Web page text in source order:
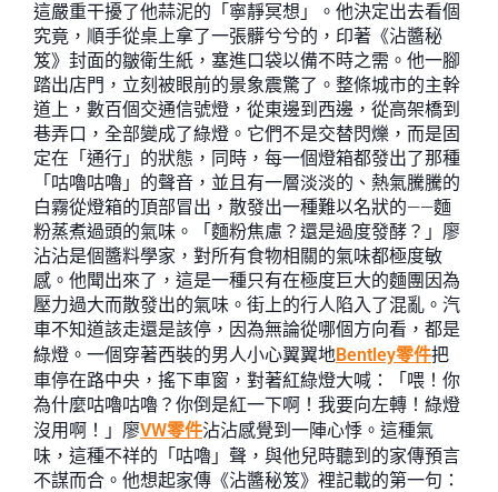
這嚴重干擾了他蒜泥的「寧靜冥想」。他決定出去看個
究竟，順手從桌上拿了一張髒兮兮的，印著《沾醬秘
笈》封面的皺衛生紙，塞進口袋以備不時之需。他一腳
踏出店門，立刻被眼前的景象震驚了。整條城市的主幹
道上，數百個交通信號燈，從東邊到西邊，從高架橋到
巷弄口，全部變成了綠燈。它們不是交替閃爍，而是固
定在「通行」的狀態，同時，每一個燈箱都發出了那種
「咕嚕咕嚕」的聲音，並且有一層淡淡的、熱氣騰騰的
白霧從燈箱的頂部冒出，散發出一種難以名狀的——麵
粉蒸煮過頭的氣味。「麵粉焦慮？還是過度發酵？」廖
沾沾是個醬料學家，對所有食物相關的氣味都極度敏
感。他聞出來了，這是一種只有在極度巨大的麵團因為
壓力過大而散發出的氣味。街上的行人陷入了混亂。汽
車不知道該走還是該停，因為無論從哪個方向看，都是
綠燈。一個穿著西裝的男人小心翼翼地Bentley零件把
車停在路中央，搖下車窗，對著紅綠燈大喊：「喂！你
為什麼咕嚕咕嚕？你倒是紅一下啊！我要向左轉！綠燈
沒用啊！」廖VW零件沾沾感覺到一陣心悸。這種氣
味，這種不祥的「咕嚕」聲，與他兒時聽到的家傳預言
不謀而合。他想起家傳《沾醬秘笈》裡記載的第一句：